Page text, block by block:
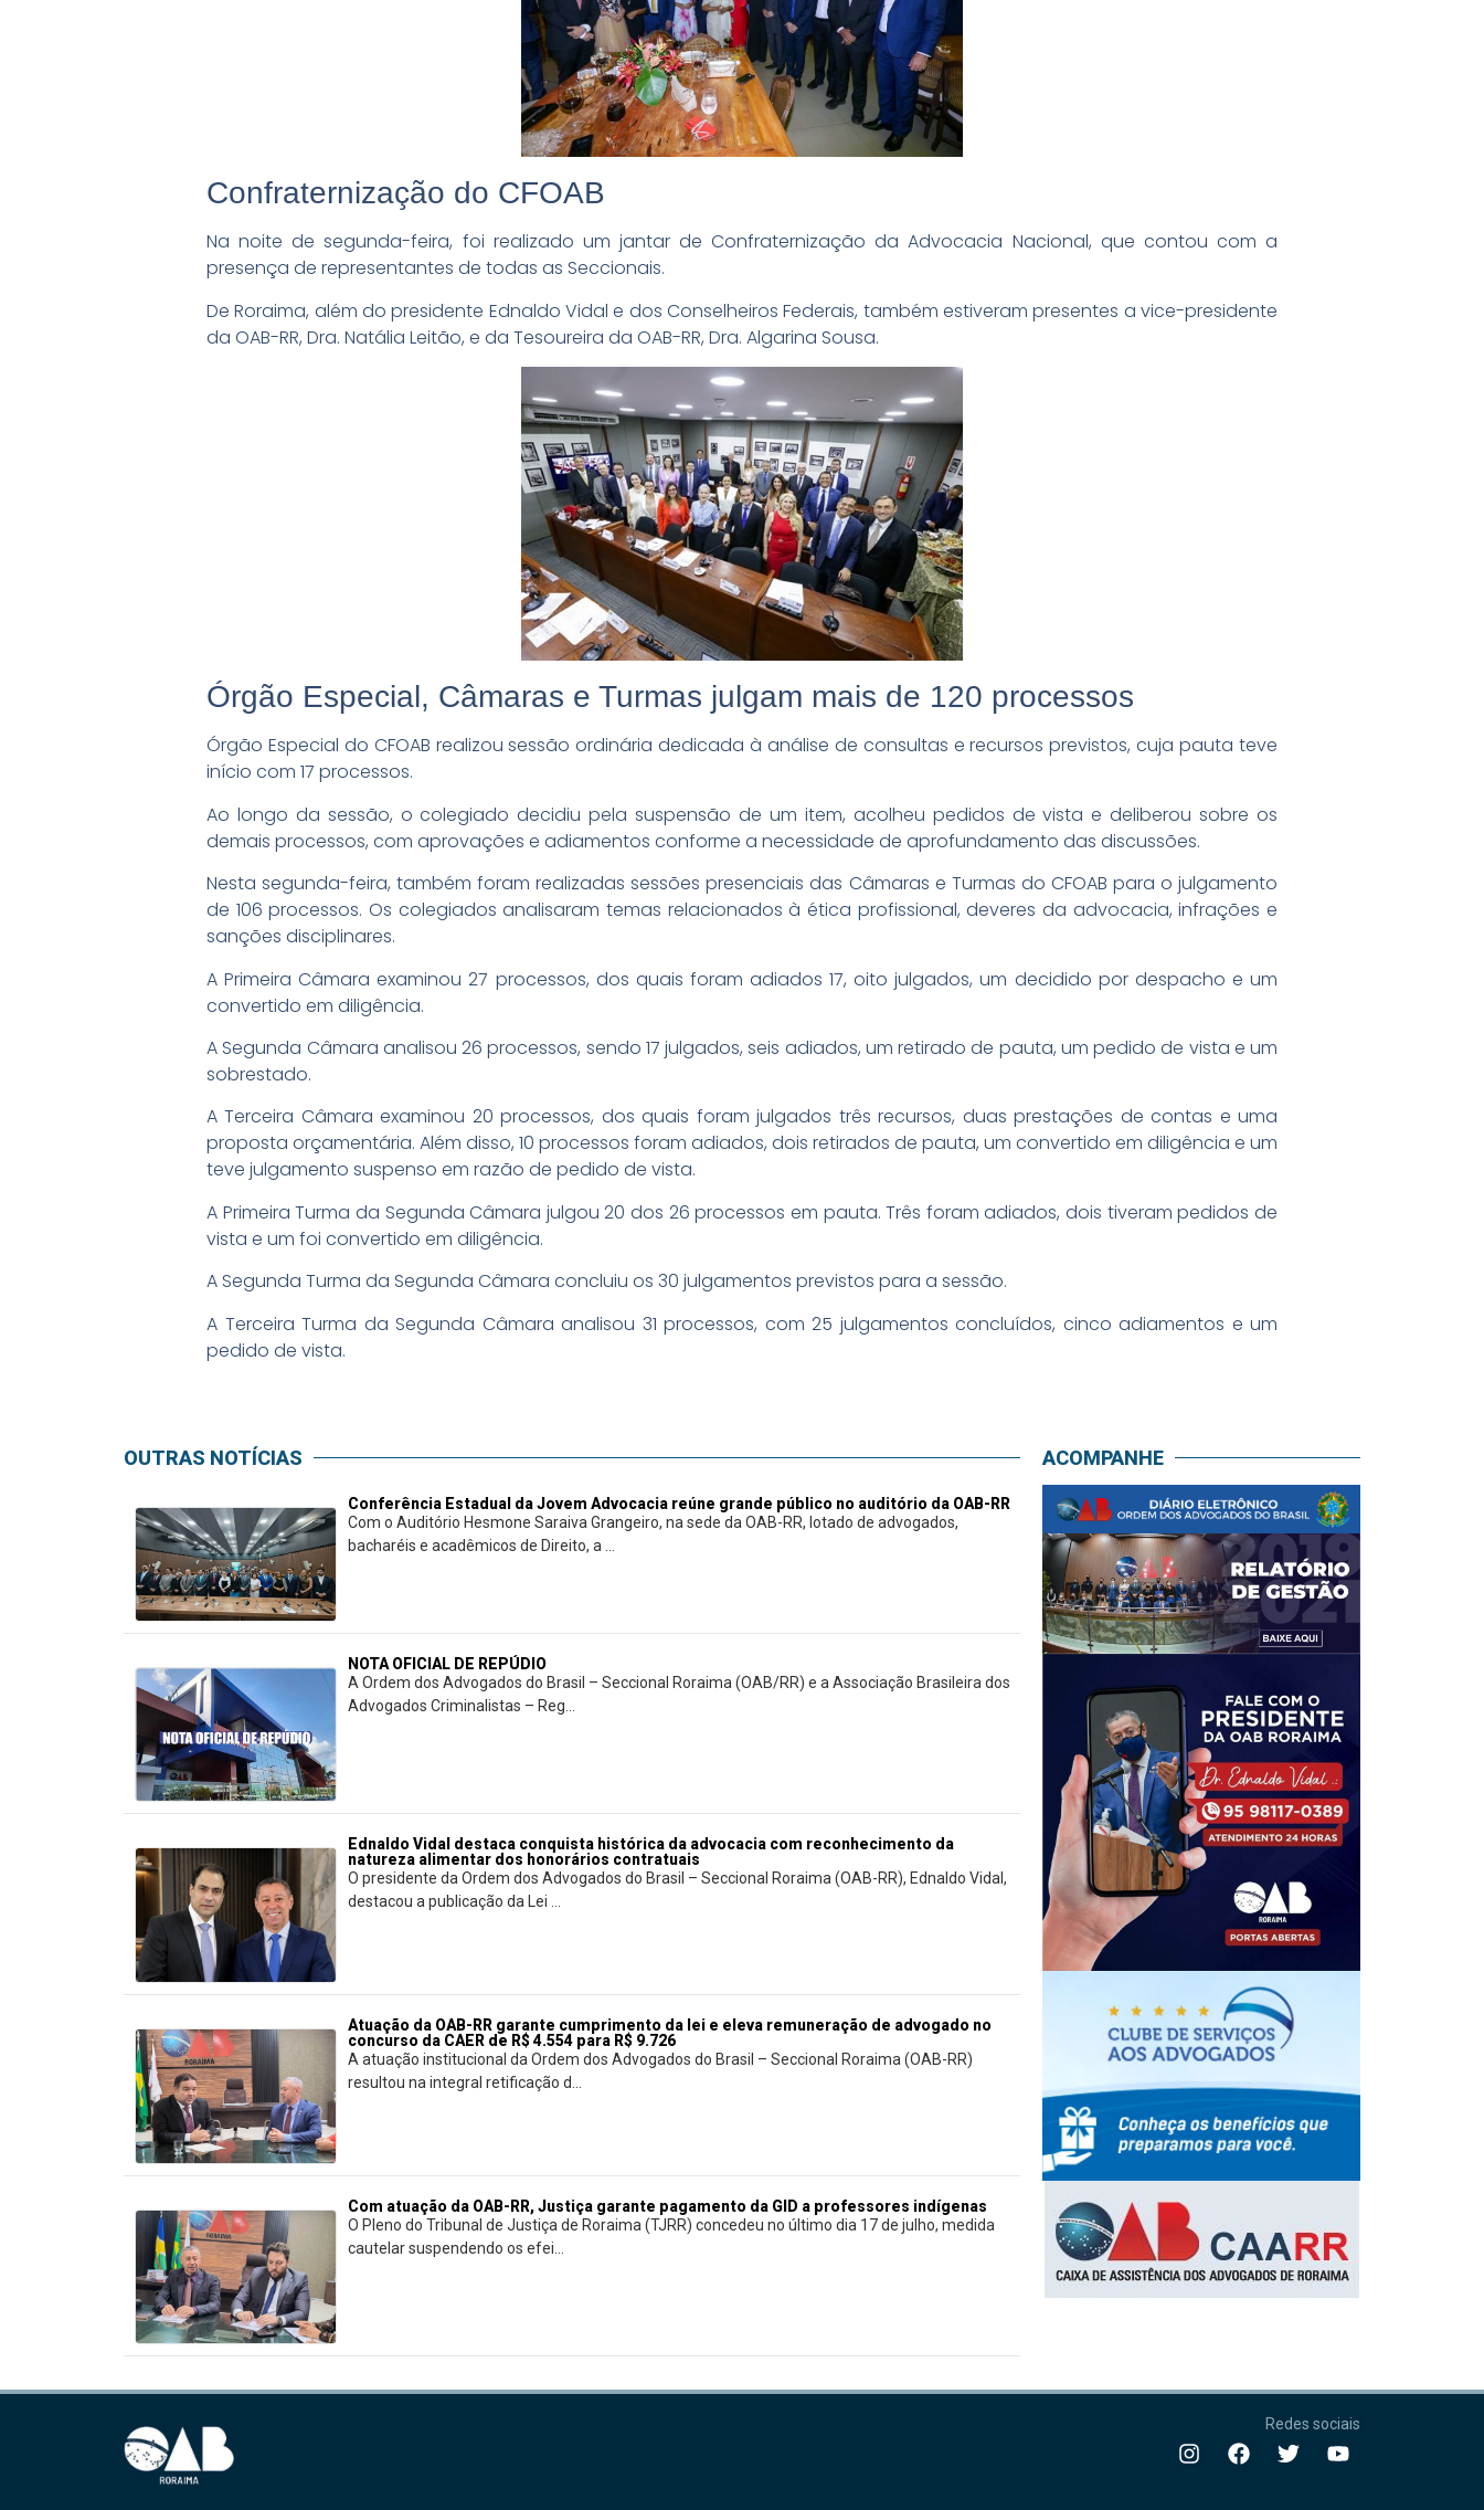
Confraternização do CFOAB
Na noite de segunda-feira, foi realizado um jantar de Confraternização da Advocacia Nacional, que contou com a
presença de representantes de todas as Seccionais.
De Roraima, além do presidente Ednaldo Vidal e dos Conselheiros Federais, também estiveram presentes a vice-presidente
da OAB-RR, Dra. Natália Leitão, e da Tesoureira da OAB-RR, Dra. Algarina Sousa.
Órgão Especial, Câmaras e Turmas julgam mais de 120 processos
Órgão Especial do CFOAB realizou sessão ordinária dedicada à análise de consultas e recursos previstos, cuja pauta teve
início com 17 processos.
Ao longo da sessão, o colegiado decidiu pela suspensão de um item, acolheu pedidos de vista e deliberou sobre os
demais processos, com aprovações e adiamentos conforme a necessidade de aprofundamento das discussões.
Nesta segunda-feira, também foram realizadas sessões presenciais das Câmaras e Turmas do CFOAB para o julgamento
de 106 processos. Os colegiados analisaram temas relacionados à ética profissional, deveres da advocacia, infrações e
sanções disciplinares.
A Primeira Câmara examinou 27 processos, dos quais foram adiados 17, oito julgados, um decidido por despacho e um
convertido em diligência.
A Segunda Câmara analisou 26 processos, sendo 17 julgados, seis adiados, um retirado de pauta, um pedido de vista e um
sobrestado.
A Terceira Câmara examinou 20 processos, dos quais foram julgados três recursos, duas prestações de contas e uma
proposta orçamentária. Além disso, 10 processos foram adiados, dois retirados de pauta, um convertido em diligência e um
teve julgamento suspenso em razão de pedido de vista.
A Primeira Turma da Segunda Câmara julgou 20 dos 26 processos em pauta. Três foram adiados, dois tiveram pedidos de
vista e um foi convertido em diligência.
A Segunda Turma da Segunda Câmara concluiu os 30 julgamentos previstos para a sessão.
A Terceira Turma da Segunda Câmara analisou 31 processos, com 25 julgamentos concluídos, cinco adiamentos e um
pedido de vista.
OUTRAS NOTÍCIAS
Conferência Estadual da Jovem Advocacia reúne grande público no auditório da OAB-RR
Com o Auditório Hesmone Saraiva Grangeiro, na sede da OAB-RR, lotado de advogados,
bacharéis e acadêmicos de Direito, a ...
NOTA OFICIAL DE REPÚDIO
A Ordem dos Advogados do Brasil – Seccional Roraima (OAB/RR) e a Associação Brasileira dos
Advogados Criminalistas – Reg...
Ednaldo Vidal destaca conquista histórica da advocacia com reconhecimento da
natureza alimentar dos honorários contratuais
O presidente da Ordem dos Advogados do Brasil – Seccional Roraima (OAB-RR), Ednaldo Vidal,
destacou a publicação da Lei ...
Atuação da OAB-RR garante cumprimento da lei e eleva remuneração de advogado no
concurso da CAER de R$ 4.554 para R$ 9.726
A atuação institucional da Ordem dos Advogados do Brasil – Seccional Roraima (OAB-RR)
resultou na integral retificação d...
Com atuação da OAB-RR, Justiça garante pagamento da GID a professores indígenas
O Pleno do Tribunal de Justiça de Roraima (TJRR) concedeu no último dia 17 de julho, medida
cautelar suspendendo os efei...
ACOMPANHE
Redes sociais